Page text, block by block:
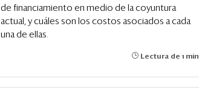
de financiamiento en medio de la coyuntura
actual, y cuáles son los costos asociados a cada
una de ellas.
Lectura de 1 min